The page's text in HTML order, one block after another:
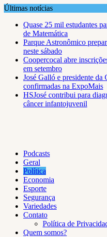
Skip
content
Últimas notícias
Quase 25 mil estudantes
de Matemática
Parque Astronômico
neste sábado
Coopercocal abre
em setembro
José Galló e presidente da
confirmadas na ExpoMais
HSJosé contribui para
câncer infantojuvenil
Podcasts
Geral
Política
Economia
Esporte
Segurança
Variedades
Contato
Política de
Quem somos?